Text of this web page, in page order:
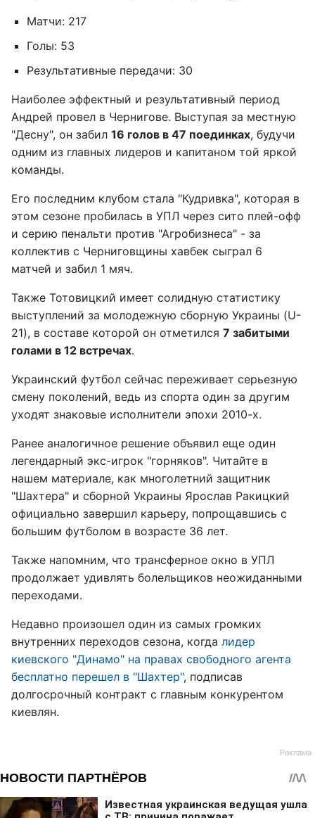
Матчи: 217
Голы: 53
Результативные передачи: 30
Наиболее эффектный и результативный период
Андрей провел в Чернигове. Выступая за местную
"Десну", он забил 16 голов в 47 поединках, будучи
одним из главных лидеров и капитаном той яркой
команды.
Его последним клубом стала "Кудривка", которая в
этом сезоне пробилась в УПЛ через сито плей-офф
и серию пенальти против "Агробизнеса" - за
коллектив с Черниговщины хавбек сыграл 6
матчей и забил 1 мяч.
Также Тотовицкий имеет солидную статистику
выступлений за молодежную сборную Украины (U-
21), в составе которой он отметился 7 забитыми
голами в 12 встречах.
Украинский футбол сейчас переживает серьезную
смену поколений, ведь из спорта один за другим
уходят знаковые исполнители эпохи 2010-х.
Ранее аналогичное решение объявил еще один
легендарный экс-игрок "горняков". Читайте в
нашем материале, как многолетний защитник
"Шахтера" и сборной Украины Ярослав Ракицкий
официально завершил карьеру, попрощавшись с
большим футболом в возрасте 36 лет.
Также напомним, что трансферное окно в УПЛ
продолжает удивлять болельщиков неожиданными
переходами.
Недавно произошел один из самых громких
внутренних переходов сезона, когда лидер
киевского "Динамо" на правах свободного агента
бесплатно перешел в "Шахтер", подписав
долгосрочный контракт с главным конкурентом
киевлян.